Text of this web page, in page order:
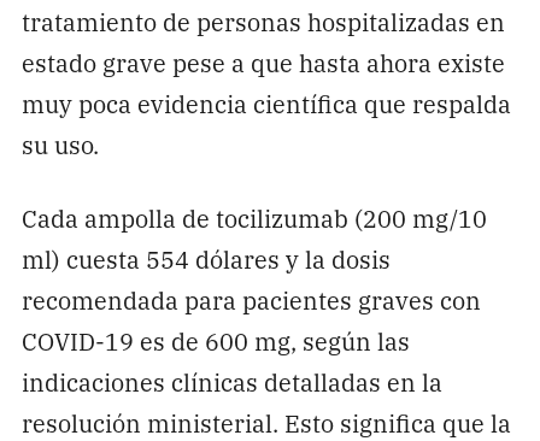
tratamiento de personas hospitalizadas en
estado grave pese a que hasta ahora existe
muy poca evidencia científica que respalda
su uso.
Cada ampolla de tocilizumab (200 mg/10
ml) cuesta 554 dólares y la dosis
recomendada para pacientes graves con
COVID-19 es de 600 mg, según las
indicaciones clínicas detalladas en la
resolución ministerial. Esto significa que la